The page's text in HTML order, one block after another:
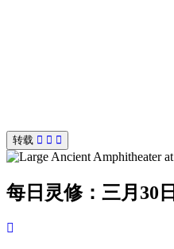
转载
每日灵修：三月30日